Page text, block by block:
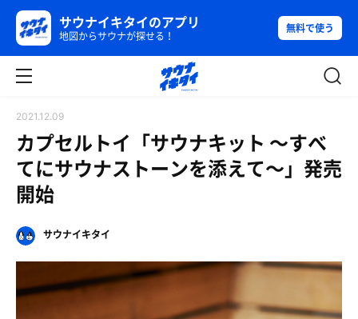
サウナイキタイのアプリ
地図からサウナが探せる！
無料で使う
2021.12.09
カプセルトイ「サウナキット 〜すべ
てにサウナストーンを添えて〜」発売
開始
サウナイキタイ